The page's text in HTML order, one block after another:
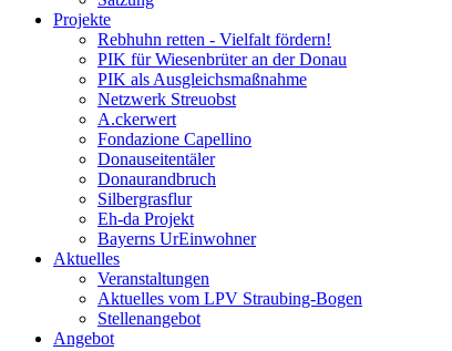
Projekte
Rebhuhn retten - Vielfalt fördern!
PIK für Wiesenbrüter an der Donau
PIK als Ausgleichsmaßnahme
Netzwerk Streuobst
A.ckerwert
Fondazione Capellino
Donauseitentäler
Donaurandbruch
Silbergrasflur
Eh-da Projekt
Bayerns UrEinwohner
Aktuelles
Veranstaltungen
Aktuelles vom LPV Straubing-Bogen
Stellenangebot
Angebot